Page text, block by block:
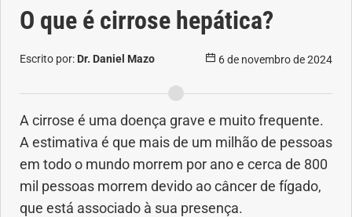
Destaque
Bem estar
Saúde da mulher
Anemia
O que é cirrose hepática?
Escrito por: Dr. Daniel Mazo 6 de novembro de 2024
A cirrose é uma doença grave e muito frequente.
A estimativa é que mais de um milhão de pessoas
em todo o mundo morrem por ano e cerca de 800
mil pessoas morrem devido ao câncer de fígado,
que está associado à sua presença.